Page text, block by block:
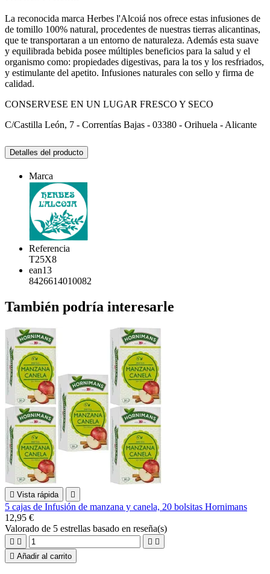
La reconocida marca Herbes l'Alcoiá nos ofrece estas infusiones de
de tomillo 100% natural, procedentes de nuestras tierras alicantinas,
que te transportaran a un entorno de naturaleza. Además esta suave
y equilibrada bebida posee múltiples beneficios para la salud y el
organismo como: propiedades digestivas, para la tos y los resfriados,
y estimulante del apetito. Infusiones naturales con sello y firma de
calidad.
CONSERVESE EN UN LUGAR FRESCO Y SECO
C/Castilla León, 7 - Correntías Bajas - 03380 - Orihuela - Alicante
Detalles del producto
Marca
Referencia
T25X8
ean13
8426614010082
También podría interesarle
 Vista rápida 
5 cajas de Infusión de manzana y canela, 20 bolsitas Hornimans
12,95 €
Valorado de 5 estrellas basado en reseña(s)
   
 Añadir al carrito